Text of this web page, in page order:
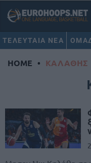
ΤΕΛΕΥΤΑΙΑ ΝΕΑ
HOME • ΚΑΛΑΘΗΣ